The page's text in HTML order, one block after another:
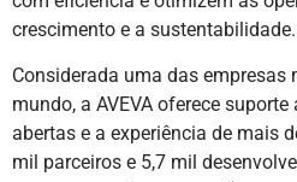
crescimento e a sustentabilidade.
Considerada uma das empresas
mundo, a AVEVA oferece
abertas e a experiência de mais
mil parceiros e 5,7 mil